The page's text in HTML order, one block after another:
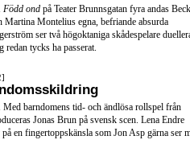
Född ond på Teater Brunnsgatan fyra andas
Martina Montelius egna, befriande absurda
ser två högoktaniga skådespelare
redan tycks ha passerat.
barndomens tid- och ändlösa rollspel från
Jonas Brun på svensk scen. Lena Endre
en fingertoppskänsla som Jon Asp gärna ser